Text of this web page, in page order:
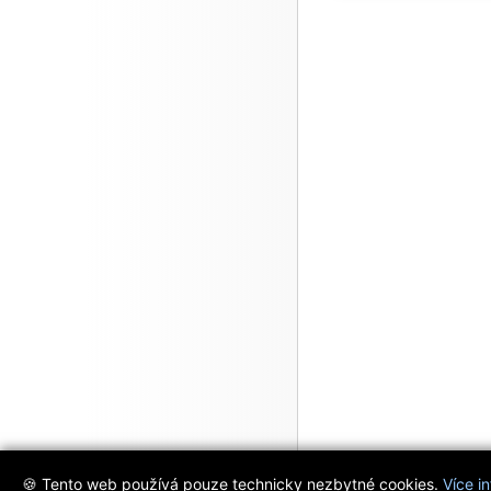
🍪 Tento web používá pouze technicky nezbytné cookies. Více